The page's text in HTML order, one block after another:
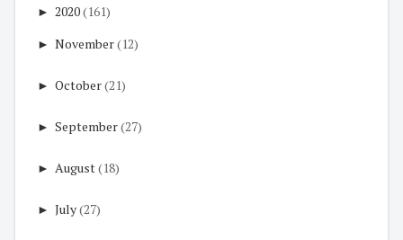
► 2020(161)
► November(12)
► October(21)
► September(27)
► August(18)
► July(27)